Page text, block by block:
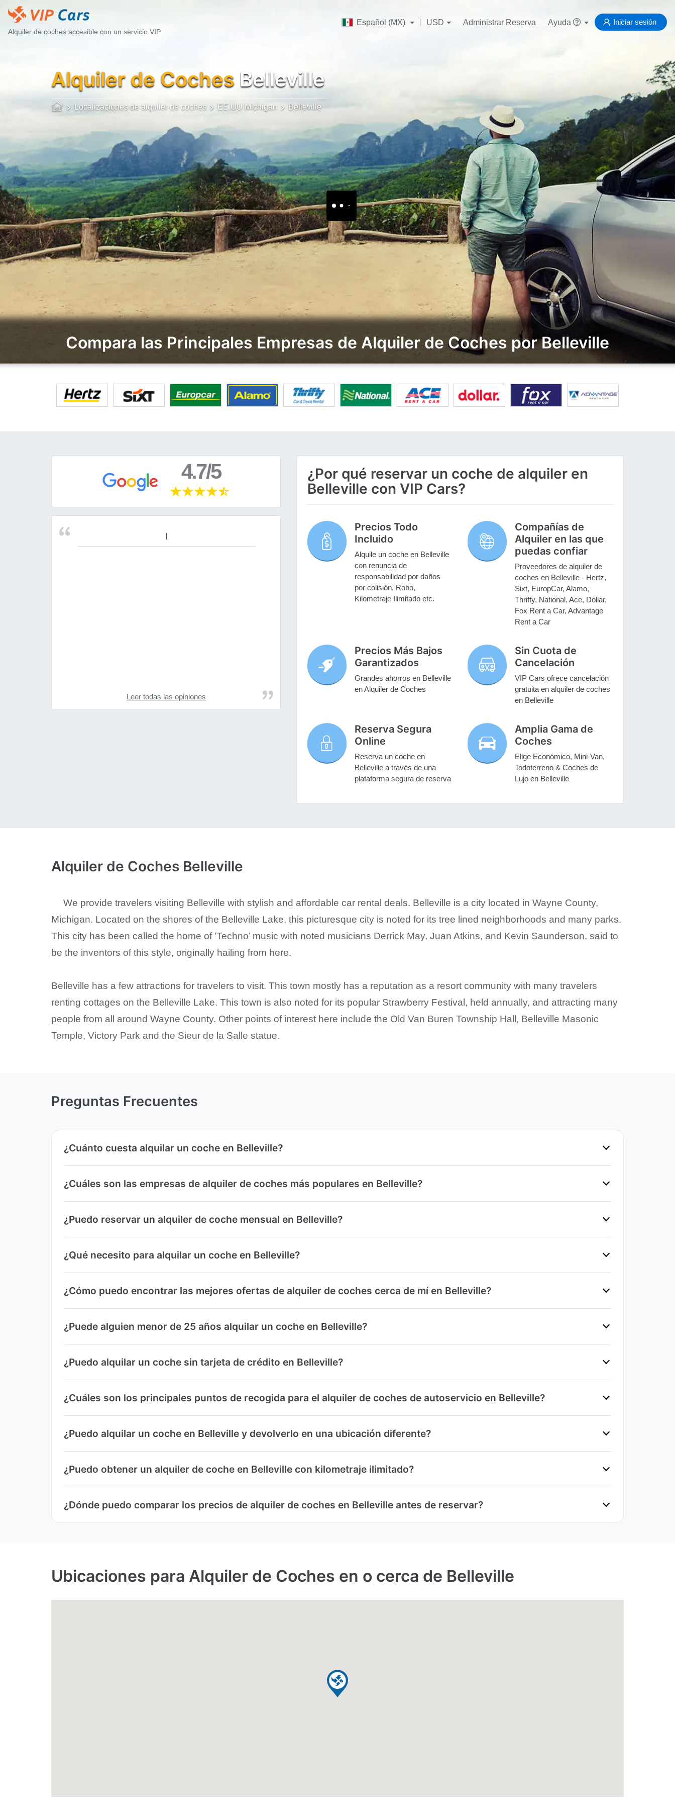
Alquiler de coches accesible con un servicio VIP
Español (MX) USD Administrar Reserva Ayuda Iniciar sesión
Alquiler de Coches Belleville
Localizaciones de alquiler de coches EE.UU Michigan Belleville
Compara las Principales Empresas de Alquiler de Coches por Belleville
4.7/5
Leer todas las opiniones
¿Por qué reservar un coche de alquiler en
Belleville con VIP Cars?
Precios Todo
Incluido
Alquile un coche en Belleville
con renuncia de
responsabilidad por daños
por colisión, Robo,
Kilometraje Ilimitado etc.
Compañías de
Alquiler en las que
puedas confiar
Proveedores de alquiler de
coches en Belleville - Hertz,
Sixt, EuropCar, Alamo,
Thrifty, National, Ace, Dollar,
Fox Rent a Car, Advantage
Rent a Car
Precios Más Bajos
Garantizados
Grandes ahorros en Belleville
en Alquiler de Coches
Sin Cuota de
Cancelación
VIP Cars ofrece cancelación
gratuita en alquiler de coches
en Belleville
Reserva Segura
Online
Reserva un coche en
Belleville a través de una
plataforma segura de reserva
Amplia Gama de
Coches
Elige Económico, Mini-Van,
Todoterreno & Coches de
Lujo en Belleville
Alquiler de Coches Belleville
We provide travelers visiting Belleville with stylish and affordable car rental deals. Belleville is a city located in Wayne County,
Michigan. Located on the shores of the Belleville Lake, this picturesque city is noted for its tree lined neighborhoods and many parks.
This city has been called the home of 'Techno’ music with noted musicians Derrick May, Juan Atkins, and Kevin Saunderson, said to
be the inventors of this style, originally hailing from here.
Belleville has a few attractions for travelers to visit. This town mostly has a reputation as a resort community with many travelers
renting cottages on the Belleville Lake. This town is also noted for its popular Strawberry Festival, held annually, and attracting many
people from all around Wayne County. Other points of interest here include the Old Van Buren Township Hall, Belleville Masonic
Temple, Victory Park and the Sieur de la Salle statue.
Preguntas Frecuentes
¿Cuánto cuesta alquilar un coche en Belleville?
¿Cuáles son las empresas de alquiler de coches más populares en Belleville?
¿Puedo reservar un alquiler de coche mensual en Belleville?
¿Qué necesito para alquilar un coche en Belleville?
¿Cómo puedo encontrar las mejores ofertas de alquiler de coches cerca de mí en Belleville?
¿Puede alguien menor de 25 años alquilar un coche en Belleville?
¿Puedo alquilar un coche sin tarjeta de crédito en Belleville?
¿Cuáles son los principales puntos de recogida para el alquiler de coches de autoservicio en Belleville?
¿Puedo alquilar un coche en Belleville y devolverlo en una ubicación diferente?
¿Puedo obtener un alquiler de coche en Belleville con kilometraje ilimitado?
¿Dónde puedo comparar los precios de alquiler de coches en Belleville antes de reservar?
Ubicaciones para Alquiler de Coches en o cerca de Belleville